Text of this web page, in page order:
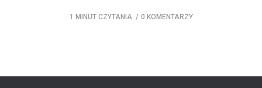
1 MINUT CZYTANIA 0 KOMENTARZY